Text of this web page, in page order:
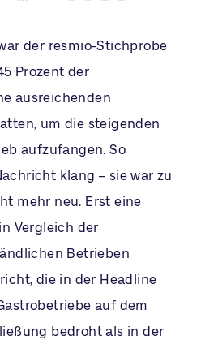
der resmio-Stichprobe
Prozent der
ausreichenden
um die steigenden
aufzufangen. So
klang – sie war zu
mehr neu. Erst eine
Vergleich der
Betrieben
die in der Headline
auf dem
bedroht als in der